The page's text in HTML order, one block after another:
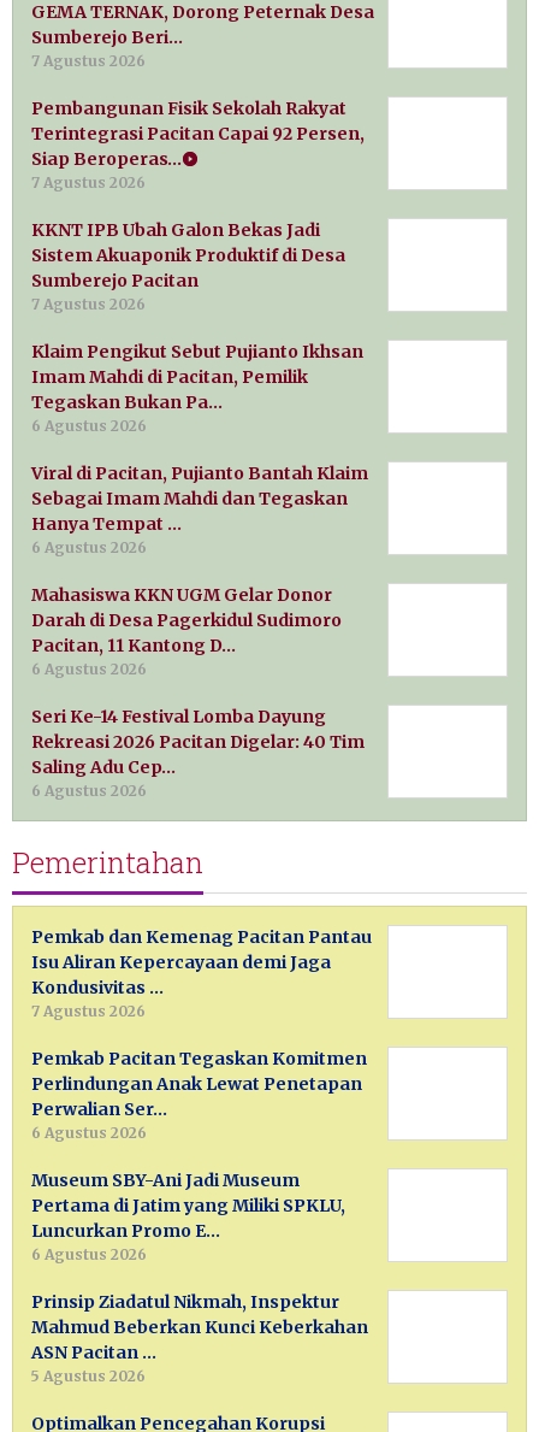
GEMA TERNAK, Dorong Peternak Desa
Sumberejo Beri…
7 Agustus 2026
Pembangunan Fisik Sekolah Rakyat
Terintegrasi Pacitan Capai 92 Persen,
Siap Beroperas…
7 Agustus 2026
KKNT IPB Ubah Galon Bekas Jadi
Sistem Akuaponik Produktif di Desa
Sumberejo Pacitan
7 Agustus 2026
Klaim Pengikut Sebut Pujianto Ikhsan
Imam Mahdi di Pacitan, Pemilik
Tegaskan Bukan Pa…
6 Agustus 2026
Viral di Pacitan, Pujianto Bantah Klaim
Sebagai Imam Mahdi dan Tegaskan
Hanya Tempat …
6 Agustus 2026
Mahasiswa KKN UGM Gelar Donor
Darah di Desa Pagerkidul Sudimoro
Pacitan, 11 Kantong D…
6 Agustus 2026
Seri Ke-14 Festival Lomba Dayung
Rekreasi 2026 Pacitan Digelar: 40 Tim
Saling Adu Cep…
6 Agustus 2026
Pemerintahan
Pemkab dan Kemenag Pacitan Pantau
Isu Aliran Kepercayaan demi Jaga
Kondusivitas …
7 Agustus 2026
Pemkab Pacitan Tegaskan Komitmen
Perlindungan Anak Lewat Penetapan
Perwalian Ser…
6 Agustus 2026
Museum SBY-Ani Jadi Museum
Pertama di Jatim yang Miliki SPKLU,
Luncurkan Promo E…
6 Agustus 2026
Prinsip Ziadatul Nikmah, Inspektur
Mahmud Beberkan Kunci Keberkahan
ASN Pacitan …
5 Agustus 2026
Optimalkan Pencegahan Korupsi